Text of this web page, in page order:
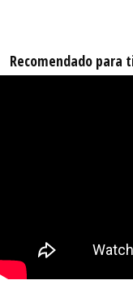
Recomendado para